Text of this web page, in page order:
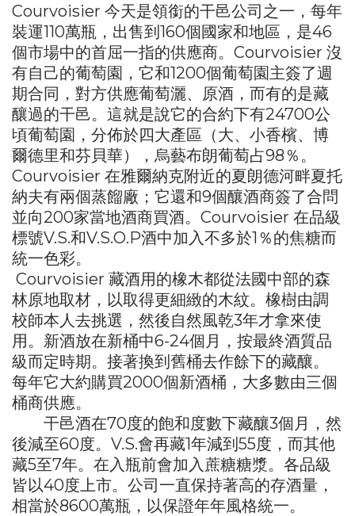
Courvoisier 今天是領銜的干邑公司之一，每年
裝運110萬瓶，出售到160個國家和地區，是46
個市場中的首屈一指的供應商。Courvoisier 沒
有自己的葡萄園，它和1200個葡萄園主簽了週
期合同，對方供應葡萄灑、原酒，而有的是藏
釀過的干邑。這就是說它的合約下有24700公
頃葡萄園，分佈於四大產區（大、小香檳、博
爾德里和芬貝華），烏藝布朗葡萄占98％。
Courvoisier 在雅爾納克附近的夏朗德河畔夏托
納夫有兩個蒸餾廠；它還和9個釀酒商簽了合問
並向200家當地酒商買酒。Courvoisier 在品級
標號V.S.和V.S.O.P酒中加入不多於1％的焦糖而
統一色彩。
Courvoisier 藏酒用的橡木都從法國中部的森
林原地取材，以取得更細緻的木紋。橡樹由調
校師本人去挑選，然後自然風乾3年才拿來使
用。新酒放在新桶中6-24個月，按最終酒質品
級而定時期。接著換到舊桶去作餘下的藏釀。
每年它大約購買2000個新酒桶，大多數由三個
桶商供應。
干邑酒在70度的飽和度數下藏釀3個月，然
後減至60度。V.S.會再藏1年減到55度，而其他
藏5至7年。在入瓶前會加入蔗糖糖漿。各品級
皆以40度上市。公司一直保持著高的存酒量，
相當於8600萬瓶，以保證年年風格統一。